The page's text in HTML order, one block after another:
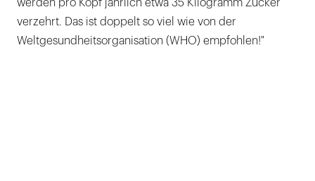
werden pro Kopf jährlich etwa 35 Kilogramm Zucker
verzehrt. Das ist doppelt so viel wie von der
Weltgesundheitsorganisation (WHO) empfohlen!"